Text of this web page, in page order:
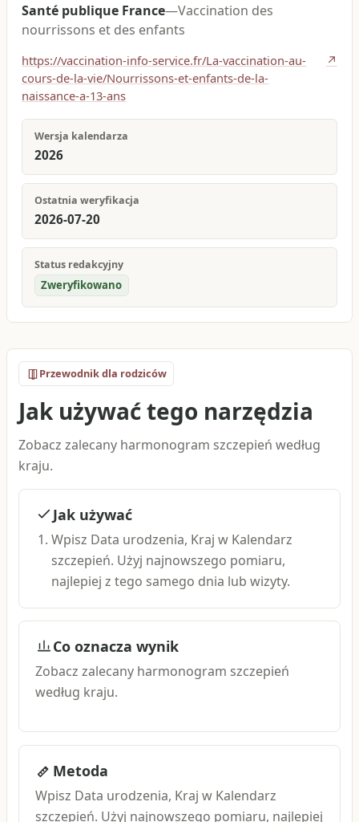
Santé publique France—Vaccination des
nourrissons et des enfants
https://vaccination-info-service.fr/La-vaccination-au-
cours-de-la-vie/Nourrissons-et-enfants-de-la-
naissance-a-13-ans
↗
Wersja kalendarza
2026
Ostatnia weryfikacja
2026-07-20
Status redakcyjny
Zweryfikowano
Przewodnik dla rodziców
Jak używać tego narzędzia
Zobacz zalecany harmonogram szczepień według
kraju.
Jak używać
Wpisz Data urodzenia, Kraj w Kalendarz
szczepień. Użyj najnowszego pomiaru,
najlepiej z tego samego dnia lub wizyty.
Co oznacza wynik
Zobacz zalecany harmonogram szczepień
według kraju.
Metoda
Wpisz Data urodzenia, Kraj w Kalendarz
szczepień. Użyj najnowszego pomiaru, najlepiej